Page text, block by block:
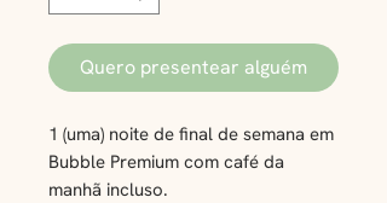
Quero presentear alguém
1 (uma) noite de final de semana em
Bubble Premium com café da
manhã incluso.